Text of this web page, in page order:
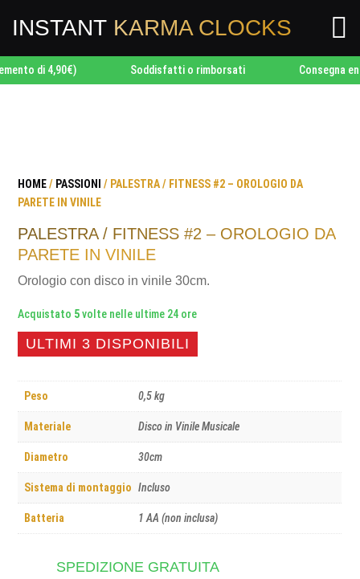
INSTANT KARMA CLOCKS 
di 4,90€) Soddisfatti o rimborsati Consegna entro
HOME/ PASSIONI
/ PALESTRA / FITNESS #2 – OROLOGIO DA
PARETE IN VINILE
PALESTRA / FITNESS #2 – OROLOGIO DA
PARETE IN VINILE
Orologio con disco in vinile 30cm.
Acquistato 5volte nelle ultime 24 ore
ULTIMI 3 DISPONIBILI
Peso 0,5 kg
Materiale Disco in Vinile Musicale
Diametro 30cm
Sistema di montaggio Incluso
Batteria 1 AA (non inclusa)
SPEDIZIONE GRATUITA